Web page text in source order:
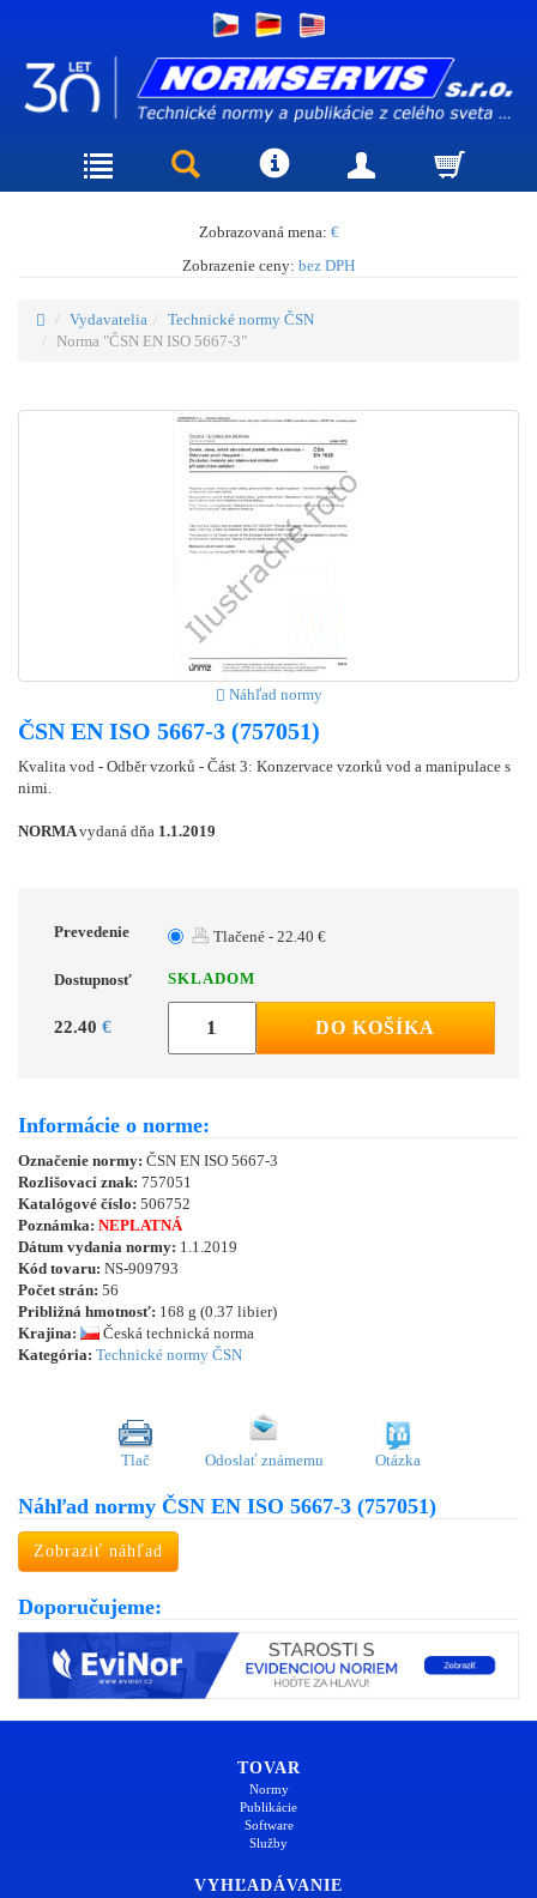
Zobrazovaná mena: €
Zobrazenie ceny: bez DPH
Vydavatelia
Technické normy ČSN
Norma "ČSN EN ISO 5667-3"
Náhľad normy
ČSN EN ISO 5667-3 (757051)
Kvalita vod - Odběr vzorků - Část 3: Konzervace vzorků vod a manipulace s
nimi.
NORMAvydaná dňa 1.1.2019
Prevedenie Tlačené - 22.40 €
Dostupnosť SKLADOM
22.40 € DO KOŠÍKA
Informácie o norme:
Označenie normy: ČSN EN ISO 5667-3
Rozlišovací znak: 757051
Katalógové číslo: 506752
Poznámka: NEPLATNÁ
Dátum vydania normy: 1.1.2019
Kód tovaru: NS-909793
Počet strán: 56
Približná hmotnosť: 168 g (0.37 libier)
Krajina:
Česká technická norma
Kategória: Technické normy ČSN
Tlač Odoslať známemu Otázka
Náhľad normy ČSN EN ISO 5667-3 (757051)
Zobraziť náhľad
Doporučujeme:
TOVAR
Normy
Publikácie
Software
Služby
VYHĽADÁVANIE